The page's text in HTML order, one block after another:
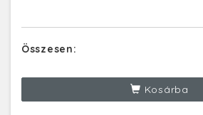
Összesen:
Kosárba